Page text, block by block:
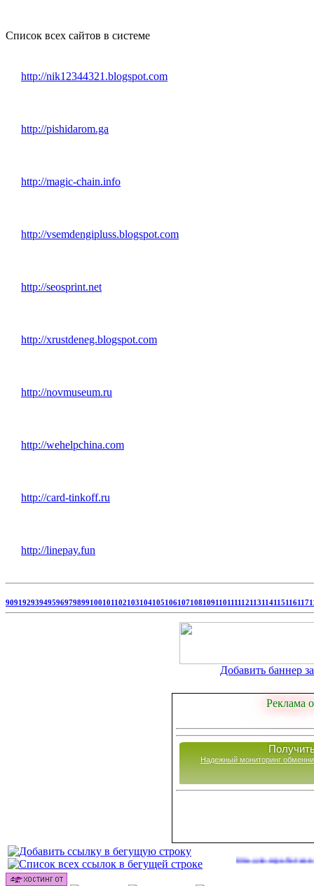
Список всех сайтов в системе
http://nik12344321.blogspot.com
http://pishidarom.ga
http://magic-chain.info
http://vsemdengipluss.blogspot.com
http://seosprint.net
http://xrustdeneg.blogspot.com
http://novmuseum.ru
http://wehelpchina.com
http://card-tinkoff.ru
http://linepay.fun
90919293949596979899100101102103104105106107108109110111112113114115116117
Добавить баннер
Реклама
Надежный мониторинг
Сайты для заработка в 2026